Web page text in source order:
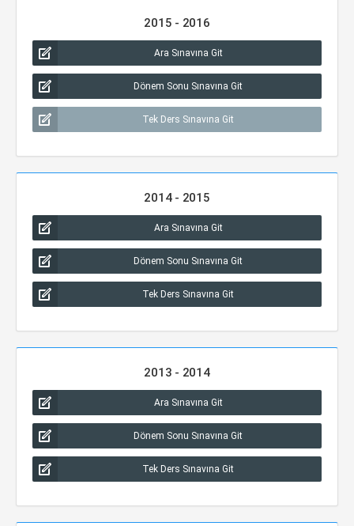
2015 - 2016
Ara Sınavına Git
Dönem Sonu Sınavına Git
Tek Ders Sınavına Git
2014 - 2015
Ara Sınavına Git
Dönem Sonu Sınavına Git
Tek Ders Sınavına Git
2013 - 2014
Ara Sınavına Git
Dönem Sonu Sınavına Git
Tek Ders Sınavına Git